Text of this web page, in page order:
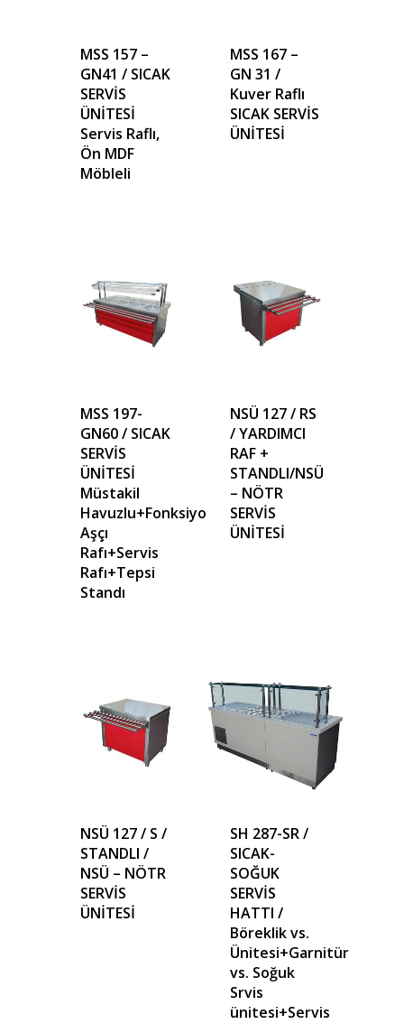
MSS 157 –
GN41 / SICAK
SERVİS
ÜNİTESİ
Servis Raflı,
Ön MDF
Möbleli
MSS 167 –
GN 31 /
Kuver Raflı
SICAK SERVİS
ÜNİTESİ
MSS 197-
GN60 / SICAK
SERVİS
ÜNİTESİ
Müstakil
Havuzlu+Fonksiyonel
Aşçı
Rafı+Servis
Rafı+Tepsi
Standı
NSÜ 127 / RS
/ YARDIMCI
RAF +
STANDLI/NSÜ
– NÖTR
SERVİS
ÜNİTESİ
NSÜ 127 / S /
STANDLI /
NSÜ – NÖTR
SERVİS
ÜNİTESİ
SH 287-SR /
SICAK-
SOĞUK
SERVİS
HATTI /
Böreklik vs.
Ünitesi+Garnitür
vs. Soğuk
Srvis
ünitesi+Servis
Teklif almak için tıklayın
Referanslar
Teklif Al
Mattaş Medikal